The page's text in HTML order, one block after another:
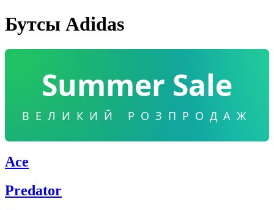
Бутсы Adidas
Summer Sale
ВЕЛИКИЙ РОЗПРОДАЖ
Ace
Predator